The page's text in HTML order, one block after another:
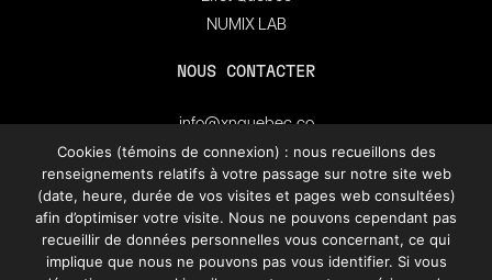
NUMIX LAB
NOUS CONTACTER
info@xnquebec.co
Salle de presse
FAQ
Inscrivez-vous à
l'infolettre de XN Québec.
Cookies (témoins de connexion) : nous recueillons des
renseignements relatifs à votre passage sur notre site web
(date, heure, durée de vos visites et pages web consultées)
afin d’optimiser votre visite. Nous ne pouvons cependant pas
recueillir de données personnelles vous concernant, ce qui
implique que nous ne pouvons pas vous identifier. Si vous